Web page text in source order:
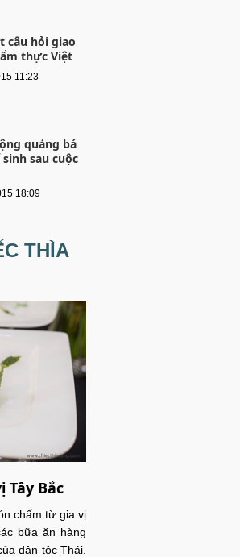
câu hỏi giao
thực Việt
11:23
quảng bá
sau cuộc
18:09
THÌA
Tây Bắc
chấm từ gia vị
bữa ăn hàng
dân tộc Thái.